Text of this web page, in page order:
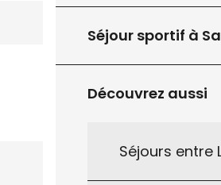
Séjour sportif à
Découvrez aussi
Séjours entre